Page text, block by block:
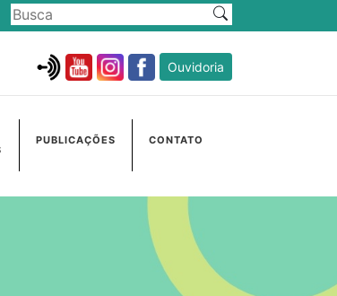
Ouvidoria
PUBLICAÇÕES CONTATO